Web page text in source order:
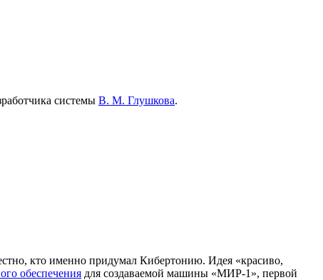
системы В. М. Глушкова.
кто именно придумал Кибертонию. Идея «красиво,
обеспечения для создаваемой машины «МИР-1», первой